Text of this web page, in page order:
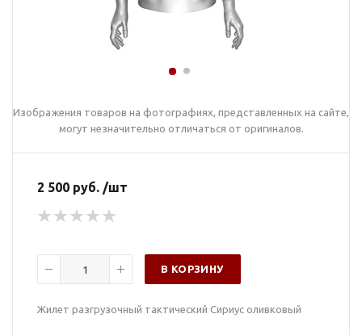
Изображения товаров на фотографиях, представленных на сайте,
могут незначительно отличаться от оригиналов.
2 500 руб. /шт
В КОРЗИНУ
Жилет разгрузочный тактический Сириус оливковый